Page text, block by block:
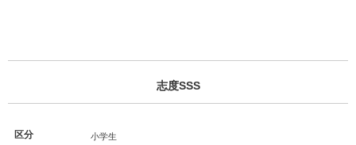
志度SSS
区分 小学生